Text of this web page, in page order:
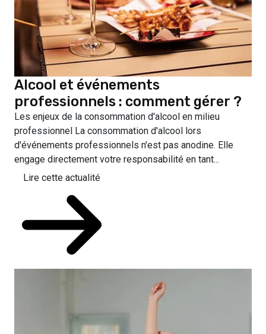
Alcool et événements
professionnels : comment gérer ?
Les enjeux de la consommation d'alcool en milieu
professionnel La consommation d'alcool lors
d'événements professionnels n'est pas anodine. Elle
engage directement votre responsabilité en tant...
Lire cette actualité